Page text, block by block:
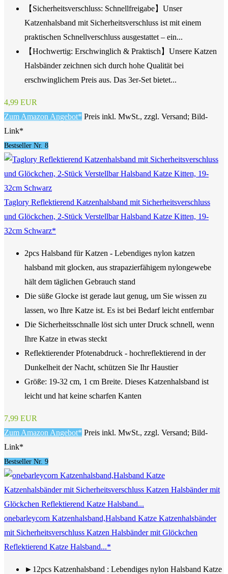
【Sicherheitsverschluss: Schnellfreigabe】Unser
Katzenhalsband mit Sicherheitsverschluss ist mit einem
praktischen Schnellverschluss ausgestattet – ein...
【Hochwertig: Erschwinglich & Praktisch】Unsere Katzen
Halsbänder zeichnen sich durch hohe Qualität bei
erschwinglichem Preis aus. Das 3er-Set bietet...
4,99 EUR
Zum Amazon Angebot* Preis inkl. MwSt., zzgl. Versand; Bild-
Link*
Bestseller Nr. 8
Taglory Reflektierend Katzenhalsband mit Sicherheitsverschluss
und Glöckchen, 2-Stück Verstellbar Halsband Katze Kitten, 19-
32cm Schwarz*
2pcs Halsband für Katzen - Lebendiges nylon katzen
halsband mit glocken, aus strapazierfähigem nylongewebe
hält dem täglichen Gebrauch stand
Die süße Glocke ist gerade laut genug, um Sie wissen zu
lassen, wo Ihre Katze ist. Es ist bei Bedarf leicht entfernbar
Die Sicherheitsschnalle löst sich unter Druck schnell, wenn
Ihre Katze in etwas steckt
Reflektierender Pfotenabdruck - hochreflektierend in der
Dunkelheit der Nacht, schützen Sie Ihr Haustier
Größe: 19-32 cm, 1 cm Breite. Dieses Katzenhalsband ist
leicht und hat keine scharfen Kanten
7,99 EUR
Zum Amazon Angebot* Preis inkl. MwSt., zzgl. Versand; Bild-
Link*
Bestseller Nr. 9
onebarleycorn Katzenhalsband,Halsband Katze Katzenhalsbänder
mit Sicherheitsverschluss Katzen Halsbänder mit Glöckchen
Reflektierend Katze Halsband...*
►12pcs Katzenhalsband : Lebendiges nylon Halsband Katze